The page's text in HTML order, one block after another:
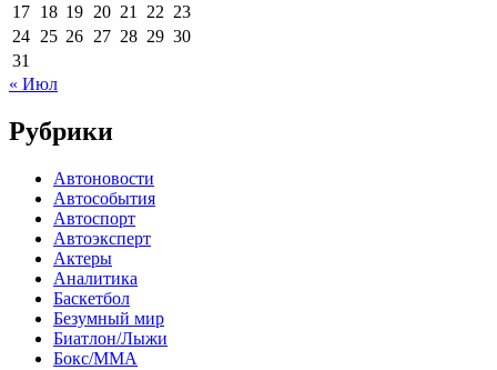
17 18 19 20 21 22 23
24 25 26 27 28 29 30
31
« Июл
Рубрики
Автоновости
Автособытия
Автоспорт
Автоэксперт
Актеры
Аналитика
Баскетбол
Безумный мир
Биатлон/Лыжи
Бокс/MMA